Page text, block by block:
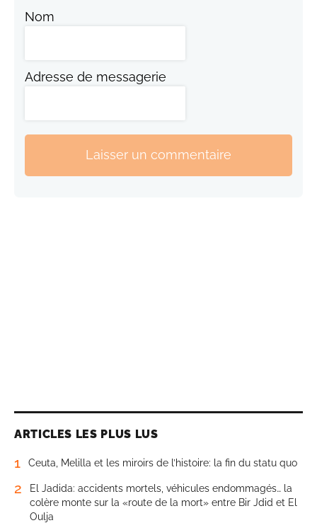
Nom
Adresse de messagerie
Laisser un commentaire
ARTICLES LES PLUS LUS
1 Ceuta, Melilla et les miroirs de l’histoire: la fin du statu quo
2
El Jadida: accidents mortels, véhicules endommagés… la
colère monte sur la «route de la mort» entre Bir Jdid et El
Oulja